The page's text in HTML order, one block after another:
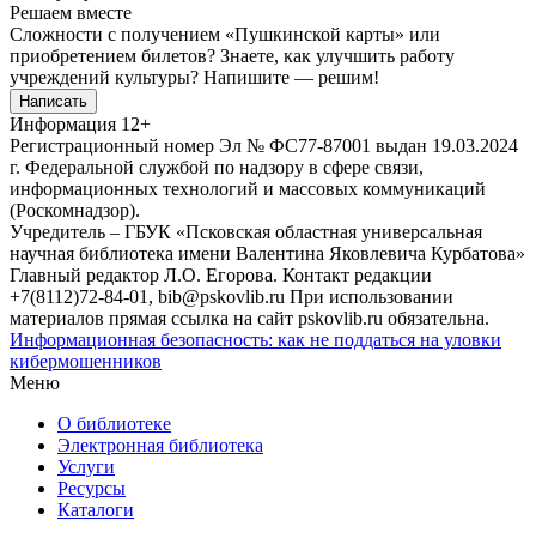
Решаем вместе
Сложности с получением «Пушкинской карты» или
приобретением билетов? Знаете, как улучшить работу
учреждений культуры? Напишите — решим!
Написать
Информация 12+
Регистрационный номер Эл № ФС77-87001 выдан 19.03.2024
г. Федеральной службой по надзору в сфере связи,
информационных технологий и массовых коммуникаций
(Роскомнадзор).
Учредитель – ГБУК «Псковская областная универсальная
научная библиотека имени Валентина Яковлевича Курбатова»
Главный редактор Л.О. Егорова. Контакт редакции
+7(8112)72-84-01, bib@pskovlib.ru При использовании
материалов прямая ссылка на сайт pskovlib.ru обязательна.
Информационная безопасность: как не поддаться на уловки
кибермошенников
Меню
О библиотеке
Электронная библиотека
Услуги
Ресурсы
Каталоги